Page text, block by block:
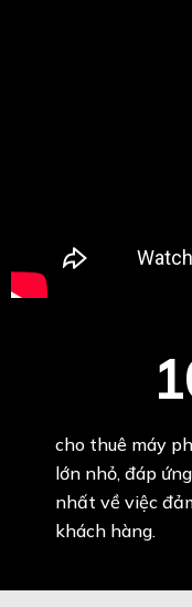
cho thuê máy
lớn nhỏ, đáp
nhất về việc
khách hàng.